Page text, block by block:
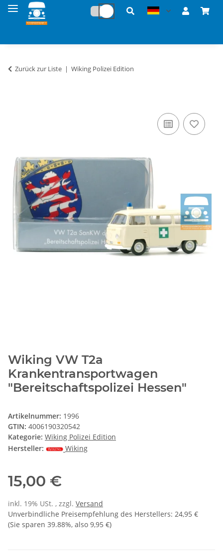
Zurück zur Liste Wiking Polizei Edition
Wiking VW T2a
Krankentransportwagen
"Bereitschaftspolizei Hessen"
Artikelnummer: 1996
GTIN: 4006190320542
Kategorie: Wiking Polizei Edition
Hersteller:
Wiking
15,00 €
inkl. 19% USt. , zzgl. Versand
Unverbindliche Preisempfehlung des Herstellers: 24,95 €
(Sie sparen 39.88%, also 9,95 €)